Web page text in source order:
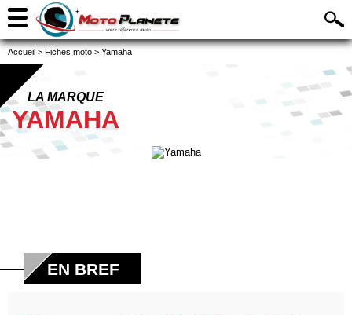
Accueil > Fiches moto > Yamaha
LA MARQUE
YAMAHA
EN BREF